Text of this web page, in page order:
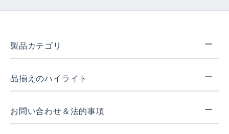
製品カテゴリ
品揃えのハイライト
お問い合わせ＆法的事項